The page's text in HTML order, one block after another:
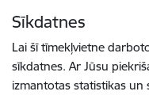
Sīkdatnes
Lai šī tīmekļvietne
sīkdatnes. Ar Jūsu
izmantotas statistikas un